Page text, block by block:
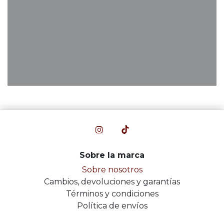
Sobre la marca
Sobre nosotros
Cambios, devoluciones y garantías
Términos y condiciones
Política de envíos